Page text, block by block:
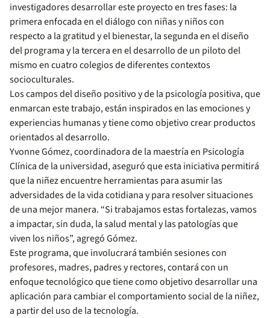
investigadores desarrollar este proyecto en tres fases: la
primera enfocada en el diálogo con niñas y niños con
respecto a la gratitud y el bienestar, la segunda en el diseño
del programa y la tercera en el desarrollo de un piloto del
mismo en cuatro colegios de diferentes contextos
socioculturales.
Los campos del diseño positivo y de la psicología positiva, que
enmarcan este trabajo, están inspirados en las emociones y
experiencias humanas y tiene como objetivo crear productos
orientados al desarrollo.
Yvonne Gómez, coordinadora de la maestría en Psicología
Clínica de la universidad, aseguró que esta iniciativa permitirá
que la niñez encuentre herramientas para asumir las
adversidades de la vida cotidiana y para resolver situaciones
de una mejor manera. “Si trabajamos estas fortalezas, vamos
a impactar, sin duda, la salud mental y las patologías que
viven los niños”, agregó Gómez.
Este programa, que involucrará también sesiones con
profesores, madres, padres y rectores, contará con un
enfoque tecnológico que tiene como objetivo desarrollar una
aplicación para cambiar el comportamiento social de la niñez,
a partir del uso de la tecnología.